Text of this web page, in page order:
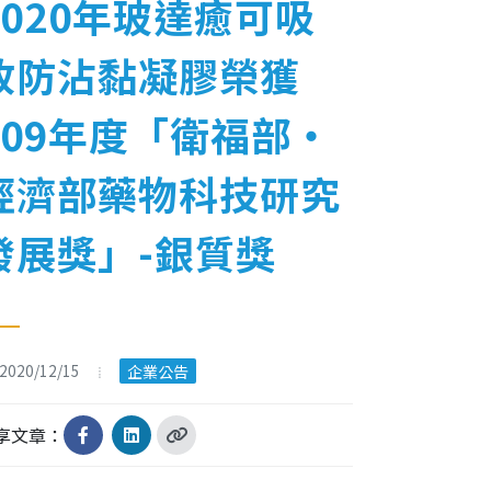
年玻達癒可吸
防沾黏凝膠榮獲
年度「衛福部‧
濟部藥物科技研究
展獎」-銀質獎
2020/12/15 企業公告
文章：